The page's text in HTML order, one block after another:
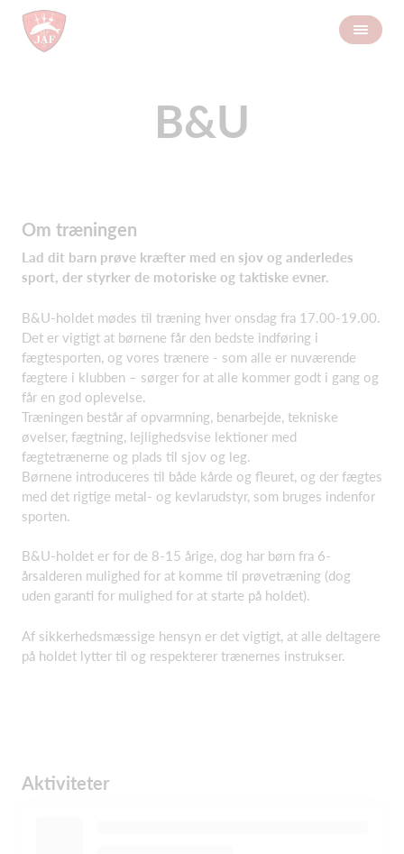
B&U
Om træningen
Lad dit barn prøve kræfter med en sjov og anderledes
sport, der styrker de motoriske og taktiske evner.
B&U-holdet mødes til træning hver onsdag fra 17.00-19.00.
Det er vigtigt at børnene får den bedste indføring i
fægtesporten, og vores trænere - som alle er nuværende
fægtere i klubben – sørger for at alle kommer godt i gang og
får en god oplevelse.
Træningen består af opvarmning, benarbejde, tekniske
øvelser, fægtning, lejlighedsvise lektioner med
fægtetrænerne og plads til sjov og leg.
Børnene introduceres til både kårde og fleuret, og der fægtes
med det rigtige metal- og kevlarudstyr, som bruges indenfor
sporten.
B&U-holdet er for de 8-15 årige, dog har børn fra 6-
årsalderen mulighed for at komme til prøvetræning (dog
uden garanti for mulighed for at starte på holdet).
Af sikkerhedsmæssige hensyn er det vigtigt, at alle deltagere
på holdet lytter til og respekterer trænernes instrukser.
Aktiviteter